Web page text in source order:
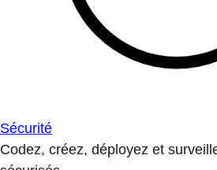
Sécurité
Codez, créez, déployez et